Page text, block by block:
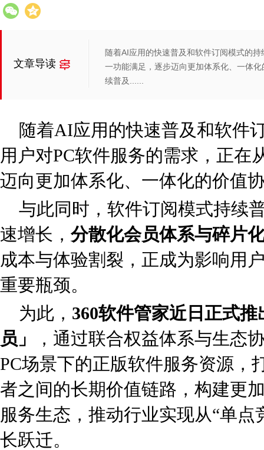
文章导读
随着AI应用的快速普及和软件订阅模式的
一功能满足，逐步迈向更加体系化、一体
续普及......
随着AI应用的快速普及和软件
用户对PC软件服务的需求，正在
迈向更加体系化、一体化的价值
与此同时，软件订阅模式持续
速增长， 分散化会员体系与碎片
成本与体验割裂，正成为影响用
重要瓶颈。
为此， 360软件管家近日 正式推
员」
，通过联合权益体系与生态
PC场景下的正版软件服务资源，
者之间的长期价值链路，构建更
服务生态，推动行业实现从“单点
长跃迁。